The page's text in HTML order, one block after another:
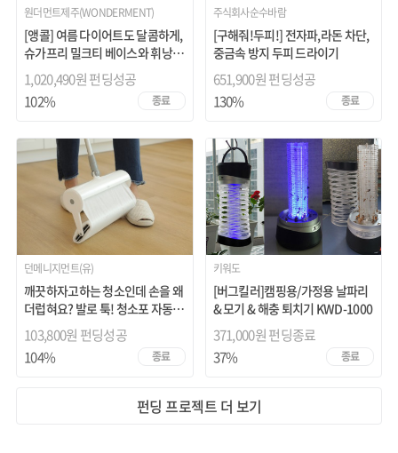
원더먼트제주(WONDERMENT)
[앵콜] 여름 다이어트도 달콤하게,
슈가프리 밀크티 베이스와 휘낭시
에 !
1,020,490원 펀딩성공
종료
102%
주식회사순수바람
[구해줘!두피!] 전자파,라돈 차단,
중금속 방지 두피 드라이기
651,900원 펀딩성공
종료
130%
던메니지먼트(유)
깨끗하자고하는 청소인데 손을 왜
더럽혀요? 발로 툭! 청소포 자동교
체
103,800원 펀딩성공
종료
104%
키워도
[버그킬러]캠핑용/가정용 날파리
& 모기 & 해충 퇴치기 KWD-1000
371,000원펀딩종료
종료
37%
펀딩 프로젝트 더 보기